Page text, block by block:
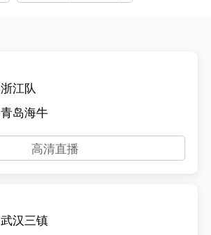
浙江队
青岛海牛
高清直播
武汉三镇